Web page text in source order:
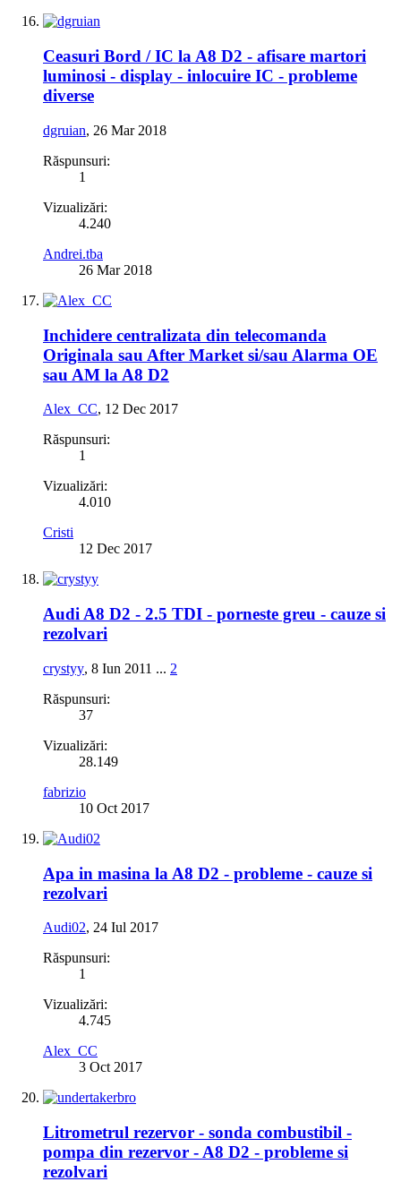
Ceasuri Bord / IC la A8 D2 - afisare martori
luminosi - display - inlocuire IC - probleme
diverse
dgruian, 26 Mar 2018
Răspunsuri:
1
Vizualizări:
4.240
Andrei.tba
26 Mar 2018
Inchidere centralizata din telecomanda
Originala sau After Market si/sau Alarma OE
sau AM la A8 D2
Alex_CC, 12 Dec 2017
Răspunsuri:
1
Vizualizări:
4.010
Cristi
12 Dec 2017
Audi A8 D2 - 2.5 TDI - porneste greu - cauze si
rezolvari
crystyy, 8 Iun 2011 ... 2
Răspunsuri:
37
Vizualizări:
28.149
fabrizio
10 Oct 2017
Apa in masina la A8 D2 - probleme - cauze si
rezolvari
Audi02, 24 Iul 2017
Răspunsuri:
1
Vizualizări:
4.745
Alex_CC
3 Oct 2017
Litrometrul rezervor - sonda combustibil -
pompa din rezervor - A8 D2 - probleme si
rezolvari